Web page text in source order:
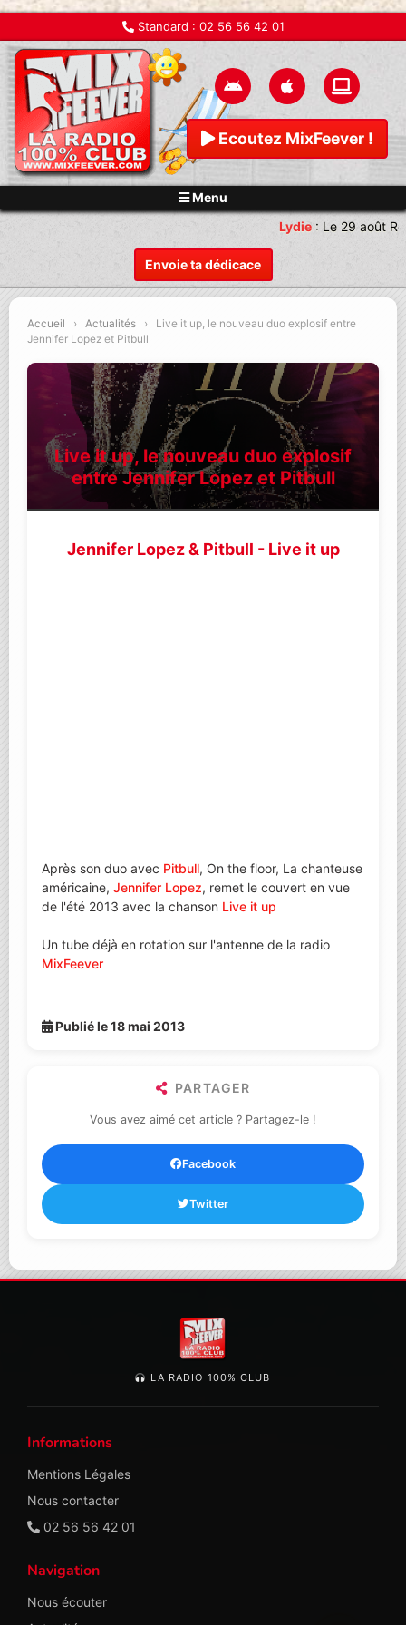
Standard : 02 56 56 42 01
Ecoutez MixFeever !
Menu
Envoie ta dédicace
Lydie:Le 29 août
Accueil › Actualités ›
Live it up, le nouveau duo explosif entre
Jennifer Lopez et Pitbull
Live it up, le nouveau duo explosif
entre Jennifer Lopez et Pitbull
Jennifer Lopez & Pitbull - Live it up
Après son duo avec Pitbull, On the floor, La chanteuse
américaine, Jennifer Lopez, remet le couvert en vue
de l'été 2013 avec la chanson Live it up
Un tube déjà en rotation sur l'antenne de la radio
MixFeever
Publié le 18 mai 2013
PARTAGER
Vous avez aimé cet article ? Partagez-le !
Facebook
Twitter
LA RADIO 100% CLUB
Informations
Mentions Légales
Nous contacter
02 56 56 42 01
Navigation
Nous écouter